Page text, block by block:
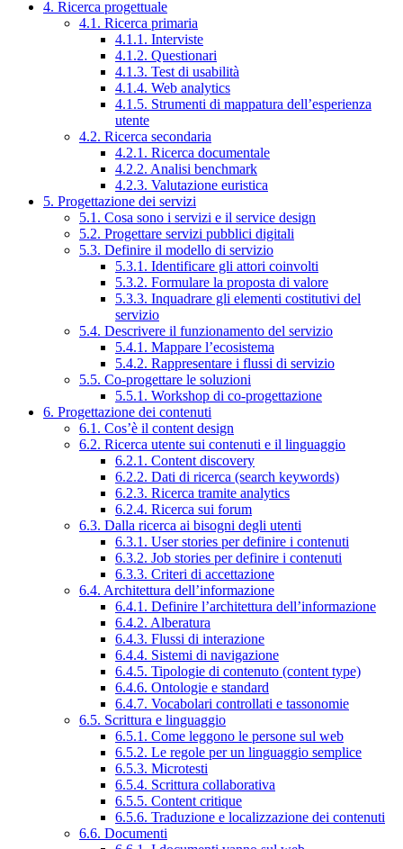
4. Ricerca progettuale
4.1. Ricerca primaria
4.1.1. Interviste
4.1.2. Questionari
4.1.3. Test di usabilità
4.1.4. Web analytics
4.1.5. Strumenti di mappatura dell’esperienza
utente
4.2. Ricerca secondaria
4.2.1. Ricerca documentale
4.2.2. Analisi benchmark
4.2.3. Valutazione euristica
5. Progettazione dei servizi
5.1. Cosa sono i servizi e il service design
5.2. Progettare servizi pubblici digitali
5.3. Definire il modello di servizio
5.3.1. Identificare gli attori coinvolti
5.3.2. Formulare la proposta di valore
5.3.3. Inquadrare gli elementi costitutivi del
servizio
5.4. Descrivere il funzionamento del servizio
5.4.1. Mappare l’ecosistema
5.4.2. Rappresentare i flussi di servizio
5.5. Co-progettare le soluzioni
5.5.1. Workshop di co-progettazione
6. Progettazione dei contenuti
6.1. Cos’è il content design
6.2. Ricerca utente sui contenuti e il linguaggio
6.2.1. Content discovery
6.2.2. Dati di ricerca (search keywords)
6.2.3. Ricerca tramite analytics
6.2.4. Ricerca sui forum
6.3. Dalla ricerca ai bisogni degli utenti
6.3.1. User stories per definire i contenuti
6.3.2. Job stories per definire i contenuti
6.3.3. Criteri di accettazione
6.4. Architettura dell’informazione
6.4.1. Definire l’architettura dell’informazione
6.4.2. Alberatura
6.4.3. Flussi di interazione
6.4.4. Sistemi di navigazione
6.4.5. Tipologie di contenuto (content type)
6.4.6. Ontologie e standard
6.4.7. Vocabolari controllati e tassonomie
6.5. Scrittura e linguaggio
6.5.1. Come leggono le persone sul web
6.5.2. Le regole per un linguaggio semplice
6.5.3. Microtesti
6.5.4. Scrittura collaborativa
6.5.5. Content critique
6.5.6. Traduzione e localizzazione dei contenuti
6.6. Documenti